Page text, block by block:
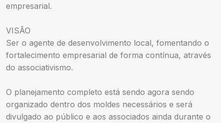
empresarial.
VISÃO
Ser o agente de desenvolvimento local, fomentando o
fortalecimento empresarial de forma contínua, através
do associativismo.
O planejamento completo está sendo agora sendo
organizado dentro dos moldes necessários e será
divulgado ao público e aos associados ainda durante o